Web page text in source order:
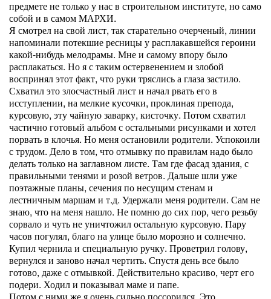
предмете не только у нас в строительном институте, но само
собой и в самом МАРХИ.
Я смотрел на свой лист, так старательно очерченый, линии
напоминали потекшие ресницы у расплакавшейся героини
какой-нибудь мелодрамы. Мне и самому впору было
расплакаться. Но я с таким остервенением и злобой
воспринял этот факт, что руки тряслись а глаза застило.
Схватил это злосчастный лист и начал рвать его в
исступлении, на мелкие кусочки, проклиная препода,
курсовую, эту чайную заварку, кисточку. Потом схватил
частично готовый альбом с остальными рисунками и хотел
порвать в клочья. Но меня остановили родители. Успокоили
с трудом. Дело в том, что отмывку по правилам надо было
делать только на заглавном листе. Там где фасад здания, с
правильными тенями и розой ветров. Дальше шли уже
поэтажные планы, сечения по несущим стенам и
лестничным маршам и т.д. Удержали меня родители. Сам не
знаю, что на меня нашло. Не помню до сих пор, чего резьбу
сорвало и чуть не уничтожил остальную курсовую. Пару
часов погулял, благо на улице было морозно и солнечно.
Купил чернила и специальную ручку. Проветрил голову,
вернулся и заново начал чертить. Спустя день все было
готово, даже с отмывкой. Действительно красиво, черт его
подери. Ходил и показывал маме и папе.